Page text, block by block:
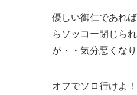
優しい御仁であれ
らソッコー閉じら
が・・気分悪くな
オフでソロ行けよ！